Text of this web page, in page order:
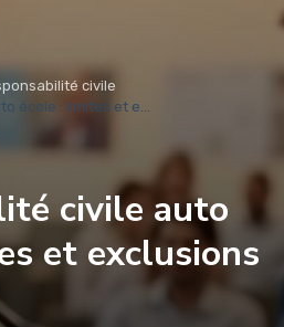
civile
école : limites et e...
civile auto
et exclusions